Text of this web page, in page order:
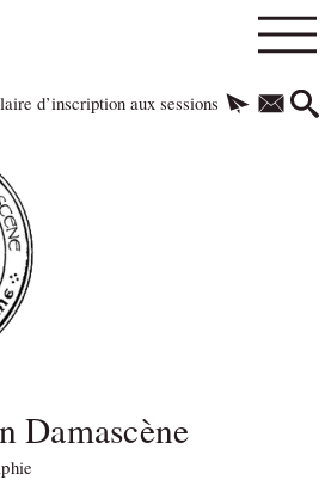
d’inscription aux sessions
Damascène